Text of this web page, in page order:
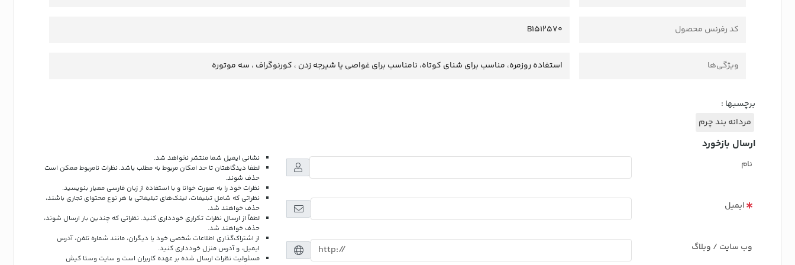
کد رفرنس محصول B1512570
ویژگی‌ها استفاده روزمره، مناسب برای شنای کوتاه، نامناسب برای غواصی یا شیرجه زدن ، کورنوگراف ، سه موتوره
برچسبها :
مردانه بند چرم
ارسال بازخورد
نام
ایمیل
وب سایت / وبلاگ
نشانی ایمیل شما منتشر نخواهد شد.
لطفا دیدگاهتان تا حد امکان مربوط به مطلب باشد. نظرات نامربوط ممکن است
حذف شوند.
نظرات خود را به صورت خوانا و با استفاده از زبان فارسی معیار بنویسید.
نظراتی که شامل تبلیغات، لینک‌های تبلیغاتی یا هر نوع محتوای تجاری باشند،
حذف خواهند شد.
لطفاً از ارسال نظرات تکراری خودداری کنید. نظراتی که چندین بار ارسال شوند،
حذف خواهند شد.
از اشتراک‌گذاری اطلاعات شخصی خود یا دیگران، مانند شماره تلفن، آدرس
ایمیل، و آدرس منزل خودداری کنید.
مسئولیت نظرات ارسال شده بر عهده کاربران است و سایت وستا کیش